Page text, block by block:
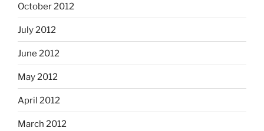
October 2012
July 2012
June 2012
May 2012
April 2012
March 2012